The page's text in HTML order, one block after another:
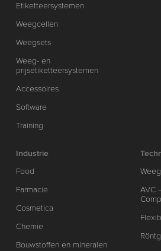
Etiketteersystemen
Weegcellen
Weegsets
Weeg- en
prijsetiketteersystemen
Accessoires
Software
Training
Industrie
Food
Farmacie
Cosmetica
Chemie
Bouwstoffen en mineralen
AVC